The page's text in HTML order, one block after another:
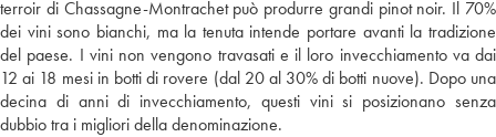
terroir di Chassagne-Montrachet può produrre grandi pinot noir. Il 70%
dei vini sono bianchi, ma la tenuta intende portare avanti la tradizione
del paese. I vini non vengono travasati e il loro invecchiamento va dai
12 ai 18 mesi in botti di rovere (dal 20 al 30% di botti nuove). Dopo una
decina di anni di invecchiamento, questi vini si posizionano senza
dubbio tra i migliori della denominazione.